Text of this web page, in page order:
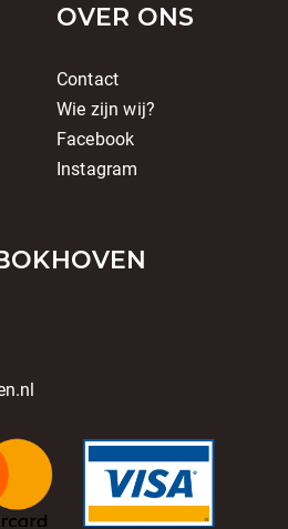
OVER ONS
Contact
Wie zijn wij?
Facebook
Instagram